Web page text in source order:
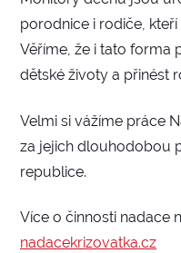
porodnice i rodiče,
Věříme, že i tato forma
dětské životy a přinést
Velmi si vážíme práce
za jejich dlouhodobou
republice.
Více o činnosti nadace
nadacekrizovatka.cz